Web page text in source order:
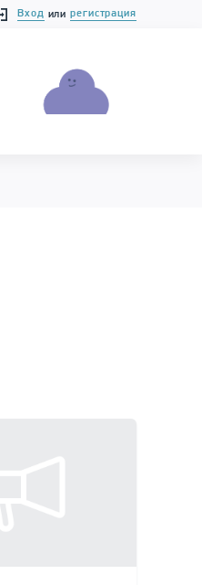
Вход или регистрация